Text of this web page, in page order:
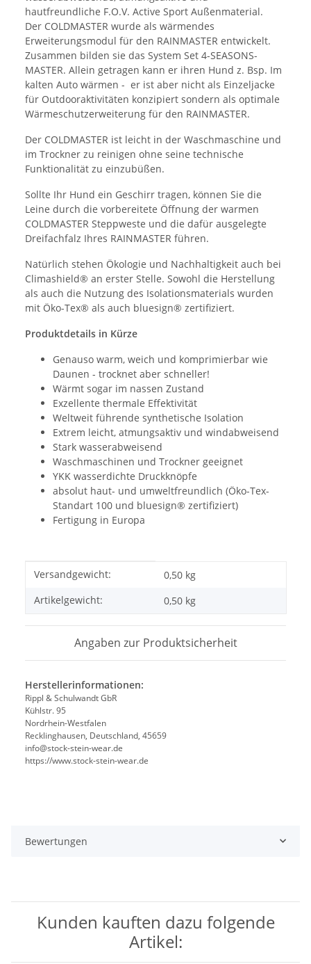
hautfreundliche F.O.V. Active Sport Außenmaterial.
Der COLDMASTER wurde als wärmendes
Erweiterungsmodul für den RAINMASTER entwickelt.
Zusammen bilden sie das System Set 4-SEASONS-
MASTER. Allein getragen kann er ihren Hund z. Bsp. Im
kalten Auto wärmen - er ist aber nicht als Einzeljacke
für Outdooraktivitäten konzipiert sondern als optimale
Wärmeschutzerweiterung für den RAINMASTER.
Der COLDMASTER ist leicht in der Waschmaschine und
im Trockner zu reinigen ohne seine technische
Funktionalität zu einzubüßen.
Sollte Ihr Hund ein Geschirr tragen, können Sie die
Leine durch die vorbereitete Öffnung der warmen
COLDMASTER Steppweste und die dafür ausgelegte
Dreifachfalz Ihres RAINMASTER führen.
Natürlich stehen Ökologie und Nachhaltigkeit auch bei
Climashield® an erster Stelle. Sowohl die Herstellung
als auch die Nutzung des Isolationsmaterials wurden
mit Öko-Tex® als auch bluesign® zertifiziert.
Produktdetails in Kürze
Genauso warm, weich und komprimierbar wie
Daunen - trocknet aber schneller!
Wärmt sogar im nassen Zustand
Exzellente thermale Effektivität
Weltweit führende synthetische Isolation
Extrem leicht, atmungsaktiv und windabweisend
Stark wasserabweisend
Waschmaschinen und Trockner geeignet
YKK wasserdichte Druckknöpfe
absolut haut- und umweltfreundlich (Öko-Tex-
Standart 100 und bluesign® zertifiziert)
Fertigung in Europa
Produkteigenschaft
Wert
Versandgewicht:
0,50 kg
Artikelgewicht:
0,50 kg
Angaben zur Produktsicherheit
Herstellerinformationen:
Rippl & Schulwandt GbR
Kühlstr. 95
Nordrhein-Westfalen
Recklinghausen, Deutschland, 45659
info@stock-stein-wear.de
https://www.stock-stein-wear.de
Bewertungen
Kunden kauften dazu folgende
Artikel: